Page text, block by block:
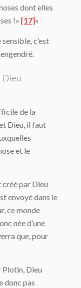
dont elles
!» [17]«
c’est
Dieu
de la
Dieu, il faut
et le
créé par Dieu
envoyé dans le
ce monde
née d’une
que, pour
Plotin, Dieu
donc pas